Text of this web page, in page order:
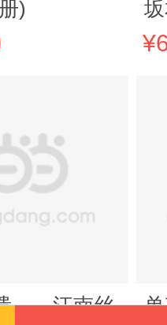
)
——江南丝